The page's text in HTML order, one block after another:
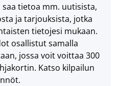
saa tietoa mm. uutisista,
ja tarjouksista, jotka
tietojesi mukaan.
osallistut samalla
jossa voit voittaa 300
Katso kilpailun